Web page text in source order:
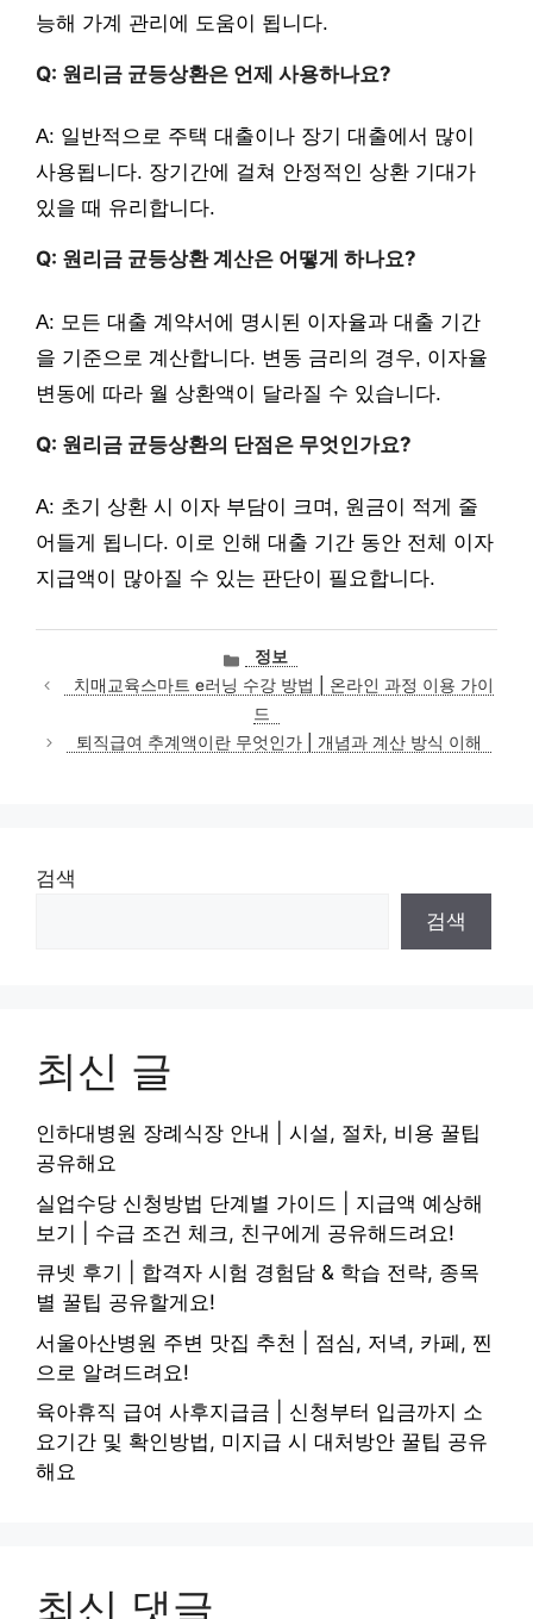
능해 가계 관리에 도움이 됩니다.
Q: 원리금 균등상환은 언제 사용하나요?
A: 일반적으로 주택 대출이나 장기 대출에서 많이
사용됩니다. 장기간에 걸쳐 안정적인 상환 기대가
있을 때 유리합니다.
Q: 원리금 균등상환 계산은 어떻게 하나요?
A: 모든 대출 계약서에 명시된 이자율과 대출 기간
을 기준으로 계산합니다. 변동 금리의 경우, 이자율
변동에 따라 월 상환액이 달라질 수 있습니다.
Q: 원리금 균등상환의 단점은 무엇인가요?
A: 초기 상환 시 이자 부담이 크며, 원금이 적게 줄
어들게 됩니다. 이로 인해 대출 기간 동안 전체 이자
지급액이 많아질 수 있는 판단이 필요합니다.
카
테
고
리
정보
치매교육스마트 e러닝 수강 방법 | 온라인 과정 이용 가이
드
퇴직급여 추계액이란 무엇인가 | 개념과 계산 방식 이해
검색
검색
최신 글
인하대병원 장례식장 안내 | 시설, 절차, 비용 꿀팁
공유해요
실업수당 신청방법 단계별 가이드 | 지급액 예상해
보기 | 수급 조건 체크, 친구에게 공유해드려요!
큐넷 후기 | 합격자 시험 경험담 & 학습 전략, 종목
별 꿀팁 공유할게요!
서울아산병원 주변 맛집 추천 | 점심, 저녁, 카페, 찐
으로 알려드려요!
육아휴직 급여 사후지급금 | 신청부터 입금까지 소
요기간 및 확인방법, 미지급 시 대처방안 꿀팁 공유
해요
최신 댓글